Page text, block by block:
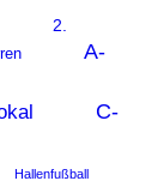
2.
A-
C-
Hallenfußball